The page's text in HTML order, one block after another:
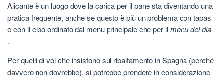
Alicante è un luogo dove la carica per il pane sta diventando una
pratica frequente, anche se questo è più un problema con tapas
e con il cibo ordinato dal menu principale che per ilmenu del dia
.
Per quelli di voi che insistono sul ribaltamento in Spagna (perché
davvero non dovrebbe), si potrebbe prendere in considerazione